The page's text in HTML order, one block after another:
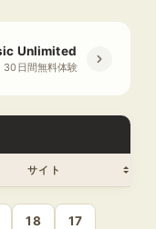
Unlimited
30日間無料体験
サイト
18 17